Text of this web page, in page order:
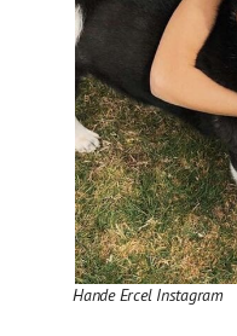
Hande Ercel Instagram